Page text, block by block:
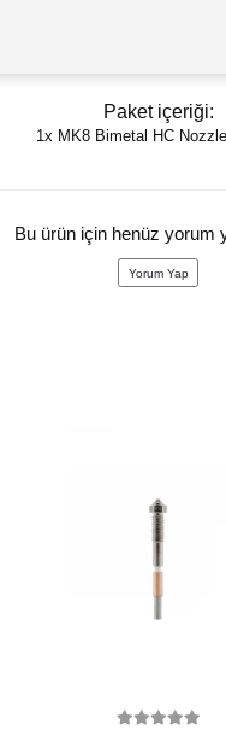
Paket içeriği:
1x MK8 Bimetal HC
Bu ürün için henüz yorum
Yorum Yap